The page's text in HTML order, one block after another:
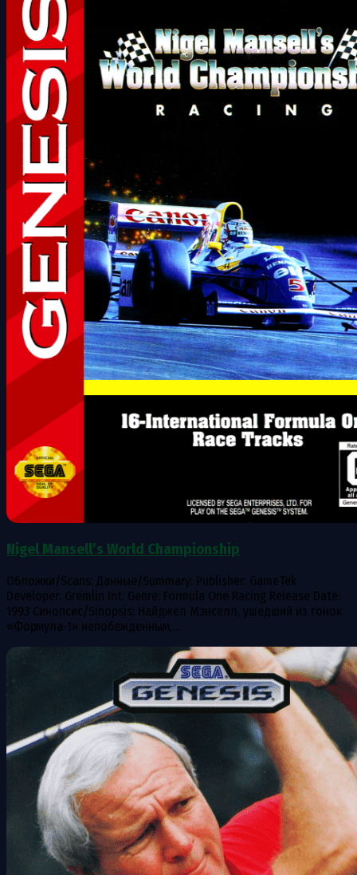
Nigel Mansell’s World Championship
Обложки/Scans: Данные/Summary: Publisher: GameTek
Developer: Gremlin Int. Genre: Formula One Racing Release Date:
1993 Синопсис/Sinopsis: Найджел Мэнселл, ушедший из гонок
«Формула-1» непобежденным,…